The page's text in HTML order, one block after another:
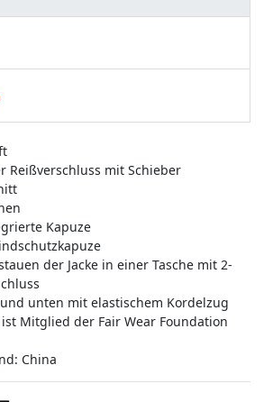
Reißverschluss mit Schieber
Kapuze
der Jacke in einer Tasche mit 2-
unten mit elastischem Kordelzug
ist Mitglied der Fair Wear Foundation
China